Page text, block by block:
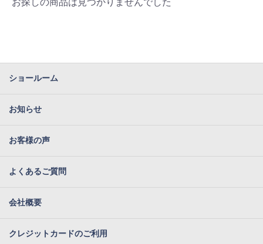
お探しの商品は見つかりませんでした
ショールーム
お知らせ
お客様の声
よくあるご質問
会社概要
クレジットカードのご利用